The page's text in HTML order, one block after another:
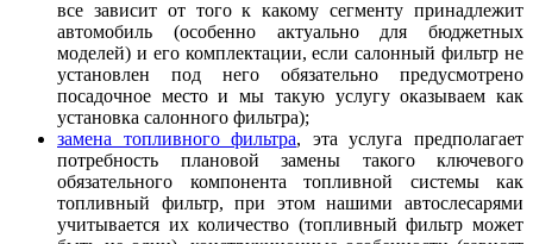
все зависит от того к какому сегменту принадлежит
автомобиль (особенно актуально для бюджетных
моделей) и его комплектации, если салонный фильтр не
установлен под него обязательно предусмотрено
посадочное место и мы такую услугу оказываем как
установка салонного фильтра);
замена топливного фильтра, эта услуга предполагает
потребность плановой замены такого ключевого
обязательного компонента топливной системы как
топливный фильтр, при этом нашими автослесарями
учитывается их количество (топливный фильтр может